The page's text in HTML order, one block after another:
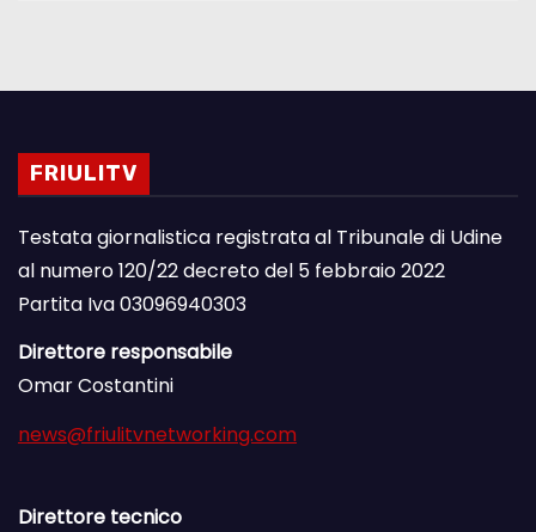
FRIULITV
Testata giornalistica registrata al Tribunale di Udine
al numero 120/22 decreto del 5 febbraio 2022
Partita Iva 03096940303
Direttore responsabile
Omar Costantini
news@friulitvnetworking.com
Direttore tecnico